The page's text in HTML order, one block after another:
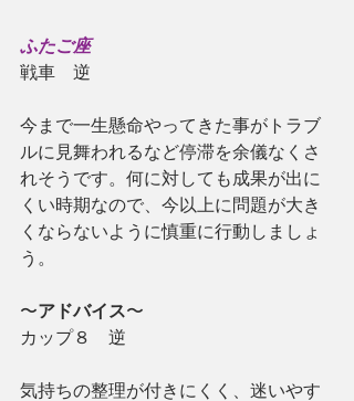
ふたご座
戦車　逆
今まで一生懸命やってきた事がトラブ
ルに見舞われるなど停滞を余儀なくさ
れそうです。何に対しても成果が出に
くい時期なので、今以上に問題が大き
くならないように慎重に行動しましょ
う。
〜アドバイス〜
カップ８　逆
気持ちの整理が付きにくく、迷いやす